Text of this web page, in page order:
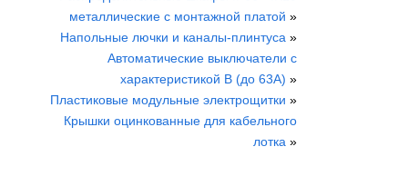
металлические с монтажной платой »
Напольные лючки и каналы-плинтуса »
Автоматические выключатели с
характеристикой B (до 63A) »
Пластиковые модульные электрощитки »
Крышки оцинкованные для кабельного
лотка »